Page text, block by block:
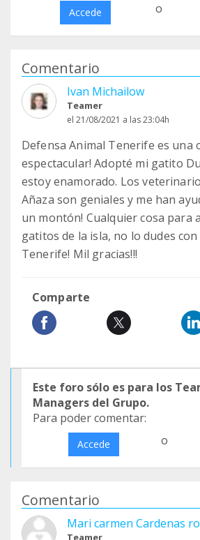
Accede o
Comentario
Ivan Michailow
Teamer
el 21/08/2021 a las 23:04h
Defensa Animal Tenerife es una
espectacular! Adopté mi gatito
estoy enamorado. Los
Añaza son geniales y me han
un montón! Cualquier cosa para
gatitos de la isla, no lo dudes
Tenerife! Mil gracias!!!
Comparte
Este foro sólo es para los
Managers del Grupo.
Para poder comentar:
Accede o
Comentario
Mari carmen Cardenas
Teamer